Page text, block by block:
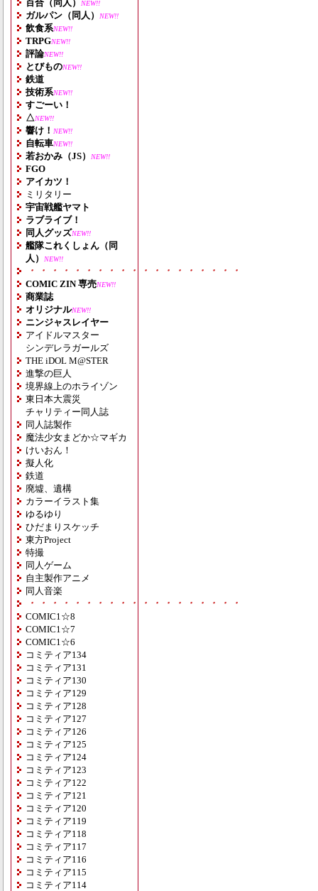
百合（同人） NEW!!
ガルパン（同人） NEW!!
飲食系NEW!!
TRPGNEW!!
評論NEW!!
とびものNEW!!
鉄道
技術系NEW!!
すごーい！
△NEW!!
響け！ NEW!!
自転車NEW!!
若おかみ（JS） NEW!!
FGO
アイカツ！
ミリタリー
宇宙戦艦ヤマト
ラブライブ！
同人グッズNEW!!
艦隊これくしょん（同
人）
NEW!!
・・・・・・・・・・・・・・・・・・・
COMIC ZIN 専売NEW!!
商業誌
オリジナルNEW!!
ニンジャスレイヤー
アイドルマスター
シンデレラガールズ
THE iDOL M@STER
進撃の巨人
境界線上のホライゾン
東日本大震災
チャリティー同人誌
同人誌製作
魔法少女まどか☆マギカ
けいおん！
擬人化
鉄道
廃墟、遺構
カラーイラスト集
ゆるゆり
ひだまりスケッチ
東方Project
特撮
同人ゲーム
自主製作アニメ
同人音楽
・・・・・・・・・・・・・・・・・・・
COMIC1☆8
COMIC1☆7
COMIC1☆6
コミティア134
コミティア131
コミティア130
コミティア129
コミティア128
コミティア127
コミティア126
コミティア125
コミティア124
コミティア123
コミティア122
コミティア121
コミティア120
コミティア119
コミティア118
コミティア117
コミティア116
コミティア115
コミティア114